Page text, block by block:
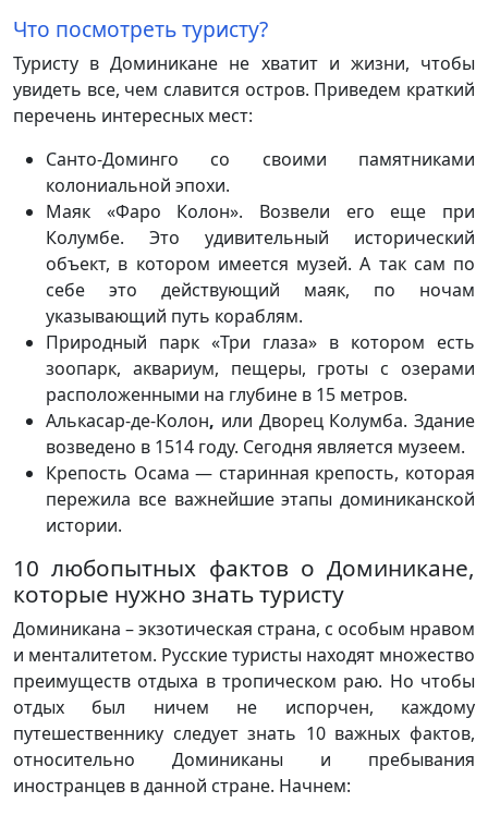
Что посмотреть туристу?
Туристу в Доминикане не хватит и жизни, чтобы
увидеть все, чем славится остров. Приведем краткий
перечень интересных мест:
Санто-Доминго со своими памятниками
колониальной эпохи.
Маяк «Фаро Колон». Возвели его еще при
Колумбе. Это удивительный исторический
объект, в котором имеется музей. А так сам по
себе это действующий маяк, по ночам
указывающий путь кораблям.
Природный парк «Три глаза» в котором есть
зоопарк, аквариум, пещеры, гроты с озерами
расположенными на глубине в 15 метров.
Алькасар-де-Колон, или Дворец Колумба. Здание
возведено в 1514 году. Сегодня является музеем.
Крепость Осама — старинная крепость, которая
пережила все важнейшие этапы доминиканской
истории.
10 любопытных фактов о Доминикане,
которые нужно знать туристу
Доминикана – экзотическая страна, с особым нравом
и менталитетом. Русские туристы находят множество
преимуществ отдыха в тропическом раю. Но чтобы
отдых был ничем не испорчен, каждому
путешественнику следует знать 10 важных фактов,
относительно Доминиканы и пребывания
иностранцев в данной стране. Начнем: